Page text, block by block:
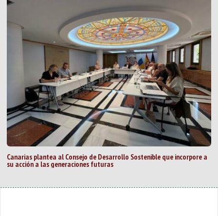
Canarias plantea al Consejo de Desarrollo Sostenible que incorpore a
su acción a las generaciones futuras